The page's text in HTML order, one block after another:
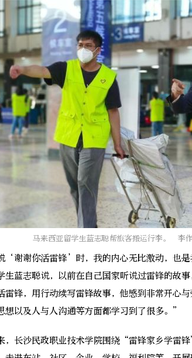
马来西亚留学生蓝志聪帮旅客搬运行李。 李
谢你活雷锋’时，我的内心无比激动，也是
蓝志聪说，以前在自己国家听说过雷锋的故
雷锋，用行动续写雷锋故事，他感到非常开心
想以及人与人沟通等方面都学习到了很多。”
长沙民政职业技术学院围绕“雷锋家乡学雷锋